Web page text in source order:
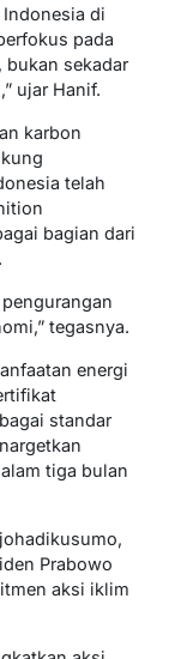
Indonesia di
pada
sekadar
ujar Hanif.
karbon
telah
bagian dari
tegasnya.
energi
standar
tiga bulan
Prabowo
aksi iklim